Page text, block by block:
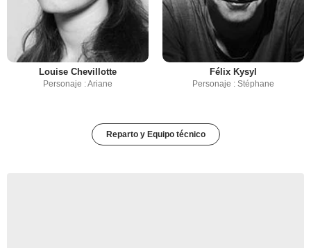
Louise Chevillotte
Personaje : Ariane
Félix Kysyl
Personaje : Stéphane
Reparto y Equipo técnico